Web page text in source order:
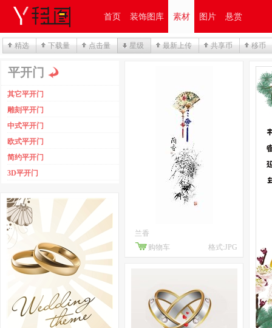
首页 装饰图库 素材 图片 悬赏
精选 下载量 点击量 星级 最新上传 共享币 移币
平开门
其它平开门
雕刻平开门
中式平开门
欧式平开门
简约平开门
3D平开门
兰香
购物车
格式:JPG